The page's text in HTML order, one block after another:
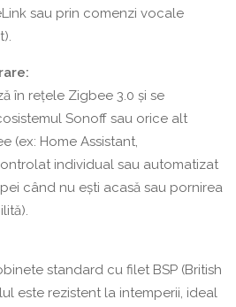
sau prin comenzi vocale
în rețele Zigbee 3.0 și se
Sonoff sau orice alt
(ex: Home Assistant,
individual sau automatizat
când nu ești acasă sau pornirea
standard cu filet BSP (British
este rezistent la intemperii, ideal